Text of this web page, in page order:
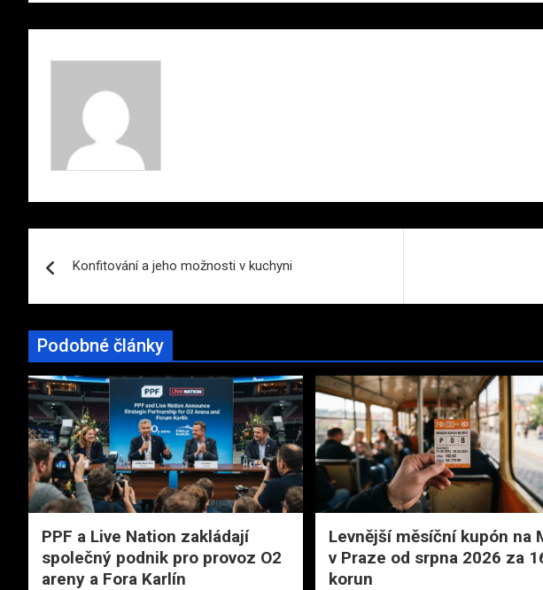
pro
Konfitování a jeho možnosti v kuchyni
Podobné články
PPF a Live Nation zakládají
společný podnik pro provoz O2
areny a Fora Karlín
Levnější měsíční kupón na
v Praze od srpna 2026 za
korun